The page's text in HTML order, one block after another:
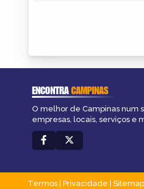
ENCONTRACAMPINAS
O melhor de Campinas num
empresas, locais, serviços e
Termos Privacidade Sitemap